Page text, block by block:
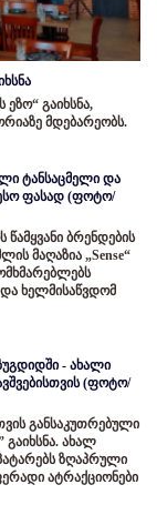
გაიხსნა,
მდებარეობს.
ტანსაცმელი და
ფასად (ფოტო/
ბრენდების
მაღაზია „Sense“
და ხელმისაწვდომ
- ახალი
(ფოტო/
განსაკუთრებული
გაიხსნა. ახალ
ზღაპრული
ატრაქციონები